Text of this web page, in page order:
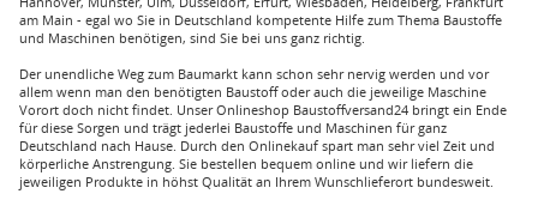
am Main - egal wo Sie in Deutschland kompetente Hilfe zum Thema Baustoffe
und Maschinen benötigen, sind Sie bei uns ganz richtig.
Der unendliche Weg zum Baumarkt kann schon sehr nervig werden und vor
allem wenn man den benötigten Baustoff oder auch die jeweilige Maschine
Vorort doch nicht findet. Unser Onlineshop Baustoffversand24 bringt ein Ende
für diese Sorgen und trägt jederlei Baustoffe und Maschinen für ganz
Deutschland nach Hause. Durch den Onlinekauf spart man sehr viel Zeit und
körperliche Anstrengung. Sie bestellen bequem online und wir liefern die
jeweiligen Produkte in höhst Qualität an Ihrem Wunschlieferort bundesweit.